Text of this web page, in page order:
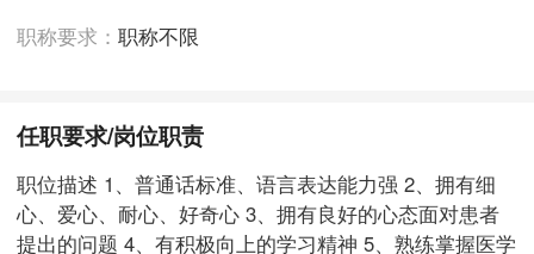
职称要求：职称不限
任职要求/岗位职责
职位描述 1、普通话标准、语言表达能力强 2、拥有细
心、爱心、耐心、好奇心 3、拥有良好的心态面对患者
提出的问题 4、有积极向上的学习精神 5、熟练掌握医学